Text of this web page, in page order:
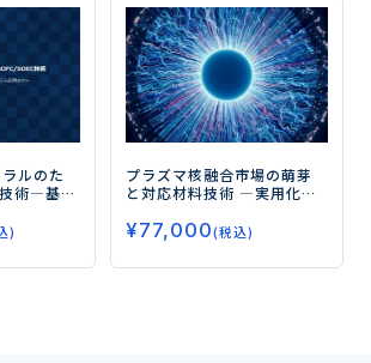
ルのた
術―基
―
)
プラズマ核融合市場の萌芽
と対応材料技術 ―実用化を
の動き―
¥77,000(税込)